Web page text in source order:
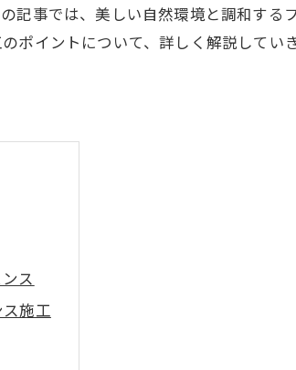
記事では、美しい自然環境と調和する
ポイントについて、詳しく解説してい
ス
施工